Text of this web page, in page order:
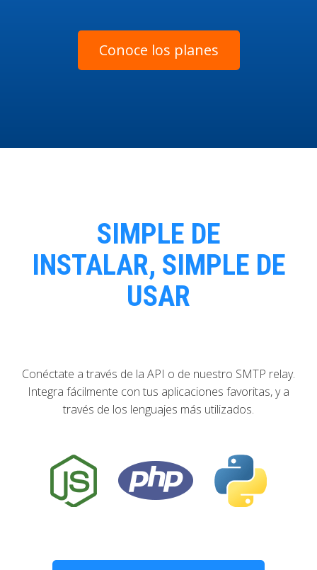
Conoce los planes
SIMPLE DE
INSTALAR, SIMPLE DE
USAR
Conéctate a través de la API o de nuestro SMTP relay.
Integra fácilmente con tus aplicaciones favoritas, y a
través de los lenguajes más utilizados.